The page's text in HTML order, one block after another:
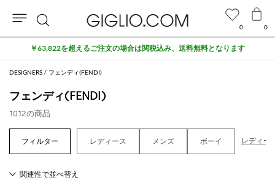
DESIGNERS フェンディ(FENDI)
フェンディ(FENDI)
1012の商品
レディース メンズ ボーイ レディー
0 0
検
索
アウトレットエリアでさらに10%割引